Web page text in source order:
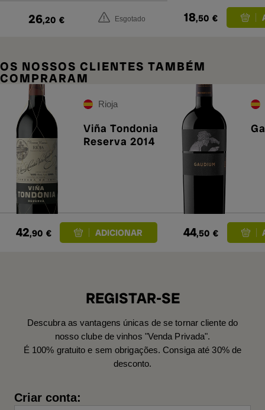
26,20 € Esgotado 18,50 €
OS NOSSOS CLIENTES TAMBÉM
COMPRARAM
Rioja
Viña Tondonia
Reserva 2014
42,90 € 44,50 €
REGISTAR-SE
Descubra as vantagens únicas de se tornar cliente do
nosso clube de vinhos "Venda Privada".
É 100% gratuito e sem obrigações. Consiga até 30% de
desconto.
Criar conta: